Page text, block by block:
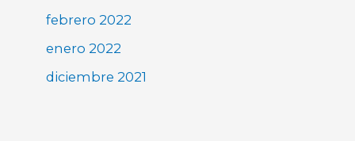
febrero 2022
enero 2022
diciembre 2021